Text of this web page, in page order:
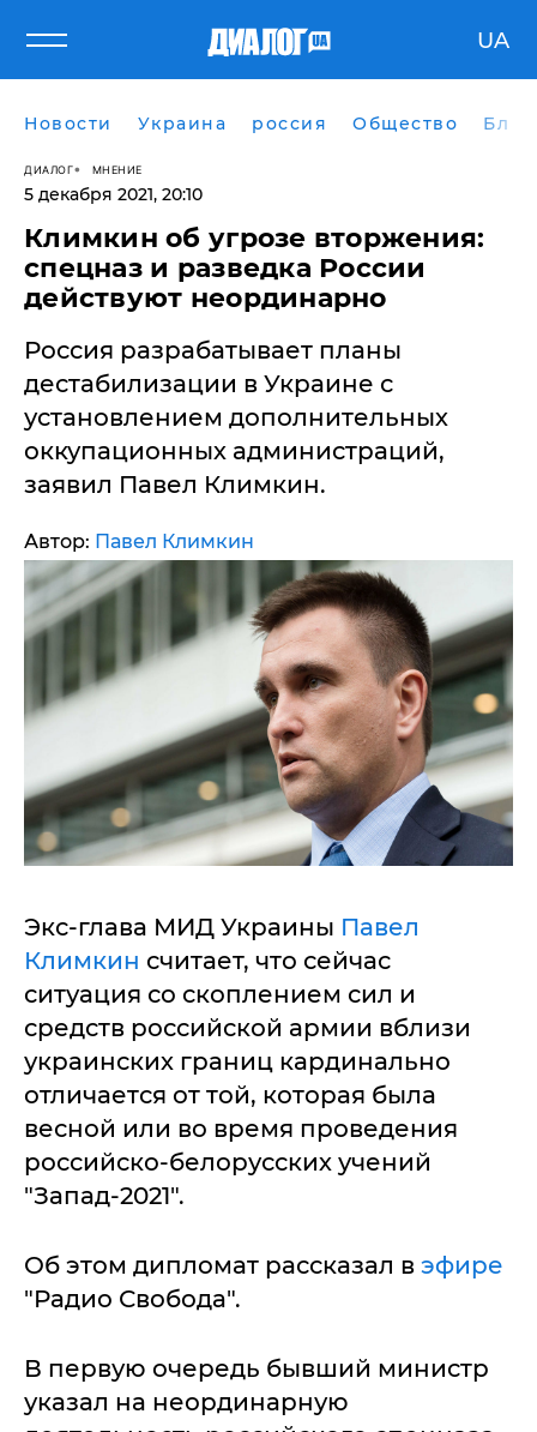
UA
Новости Украина россия Общество
ДИАЛОГ МНЕНИЕ
5 декабря 2021, 20:10
Климкин об угрозе вторжения:
спецназ и разведка России
действуют неординарно
Россия разрабатывает планы
дестабилизации в Украине с
установлением дополнительных
оккупационных администраций,
заявил Павел Климкин.
Автор: Павел Климкин
Экс-глава МИД Украины Павел
Климкин считает, что сейчас
ситуация со скоплением сил и
средств российской армии вблизи
украинских границ кардинально
отличается от той, которая была
весной или во время проведения
российско-белорусских учений
"Запад-2021".
Об этом дипломат рассказал в эфире
"Радио Свобода".
В первую очередь бывший министр
указал на неординарную